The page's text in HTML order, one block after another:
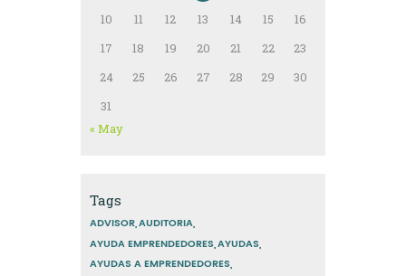
10
11 12 13 14 15
16
17
18 19 20 21 22
23
24
25 26 27 28 29
30
31
« May
Tags
ADVISOR AUDITORIA
AYUDA EMPRENDEDORES AYUDAS
AYUDAS A EMPRENDEDORES